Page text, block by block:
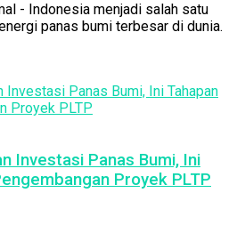
- Indonesia menjadi salah satu
panas bumi terbesar di dunia.
Investasi Panas Bumi, Ini
Proyek PLTP